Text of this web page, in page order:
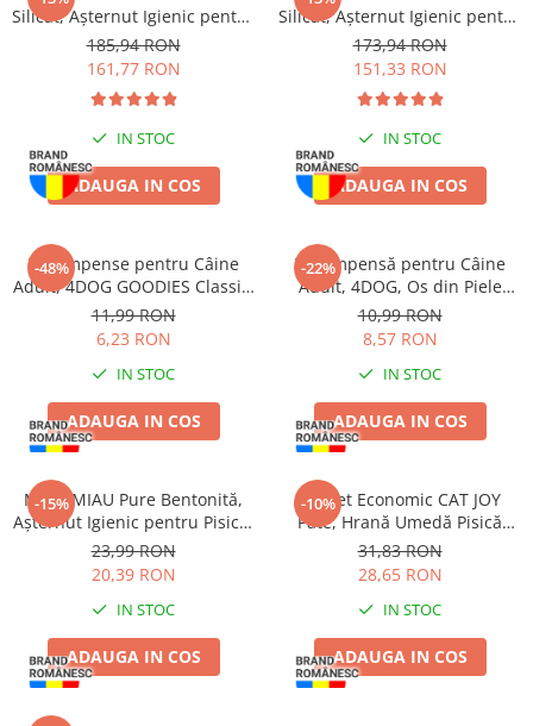
Silicat, Așternut Igienic pentru
Pisică, Clumping, 6x5L
185,94 RON
161,77 RON
IN STOC
ADAUGA IN COS
Silicat, Așternut Igienic pentru
Pisică, Lavandă, 6x5L
173,94 RON
151,33 RON
IN STOC
ADAUGA IN COS
-48%
Recompense pentru Câine
Adult, 4DOG GOODIES Classic,
Sticks cu Pui și Orez, 100g
11,99 RON
6,23 RON
IN STOC
ADAUGA IN COS
-22%
Recompensă pentru Câine
Adult, 4DOG, Os din Piele
Presată, 22cm
10,99 RON
8,57 RON
IN STOC
ADAUGA IN COS
-15%
MIAU MIAU Pure Bentonită,
Așternut Igienic pentru Pisică,
Lavandă, 5L
23,99 RON
20,39 RON
IN STOC
ADAUGA IN COS
-10%
Pachet Economic CAT JOY
Pate, Hrană Umedă Pisică
Adult, Pește, 16x100g
31,83 RON
28,65 RON
IN STOC
ADAUGA IN COS